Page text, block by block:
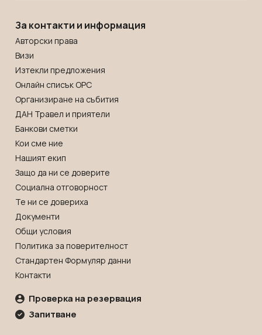
За контакти и информация
Авторски права
Визи
Изтекли предложения
Онлайн списък OРС
Организиране на събития
ДАН Травел и приятели
Банкови сметки
Кои сме ние
Нашият екип
Защо да ни се доверите
Социална отговорност
Те ни се довериха
Документи
Общи условия
Политика за поверителност
Стандартен Формуляр данни
Контакти
Проверка на резервация
Запитване